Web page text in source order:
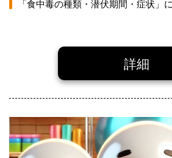
「食中毒の種類・潜伏期間・症状」
詳細